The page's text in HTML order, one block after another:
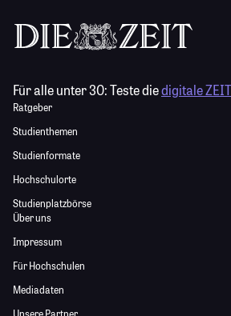
Für alle unter 30:Teste diedigitale ZEIT
Ratgeber
Studienthemen
Studienformate
Hochschulorte
Studienplatzbörse
Über uns
Impressum
Für Hochschulen
Mediadaten